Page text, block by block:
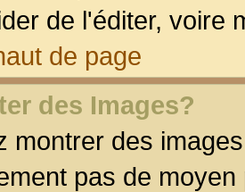
de l'éditer, voire
de page
des Images?
montrer des
pas de